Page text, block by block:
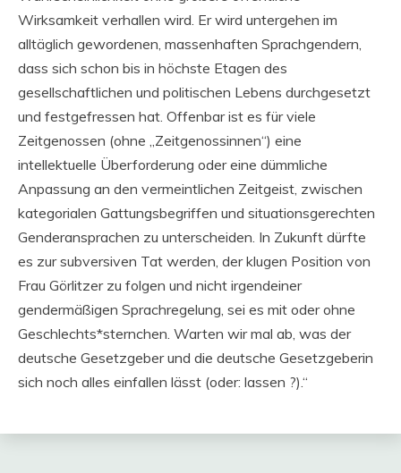
Wirksamkeit verhallen wird. Er wird untergehen im
alltäglich gewordenen, massenhaften Sprachgendern,
dass sich schon bis in höchste Etagen des
gesellschaftlichen und politischen Lebens durchgesetzt
und festgefressen hat. Offenbar ist es für viele
Zeitgenossen (ohne „Zeitgenossinnen“) eine
intellektuelle Überforderung oder eine dümmliche
Anpassung an den vermeintlichen Zeitgeist, zwischen
kategorialen Gattungsbegriffen und situationsgerechten
Genderansprachen zu unterscheiden. In Zukunft dürfte
es zur subversiven Tat werden, der klugen Position von
Frau Görlitzer zu folgen und nicht irgendeiner
gendermäßigen Sprachregelung, sei es mit oder ohne
Geschlechts*sternchen. Warten wir mal ab, was der
deutsche Gesetzgeber und die deutsche Gesetzgeberin
sich noch alles einfallen lässt (oder: lassen ?).“